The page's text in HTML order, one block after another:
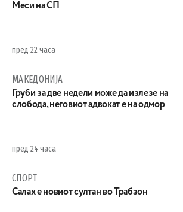
Меси на СП
пред 22 часа
МАКЕДОНИЈА
Груби за две недели може да излезе на
слобода, неговиот адвокат е на одмор
пред 24 часа
СПОРТ
Салах е новиот султан во Трабзон